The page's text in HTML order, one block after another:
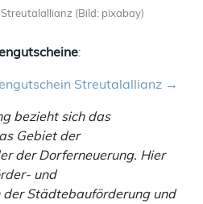
(Bild: pixabay)
:
Streutalallianz
bezieht sich das
Gebiet der
der Dorferneuerung. Hier
und
Städtebauförderung und